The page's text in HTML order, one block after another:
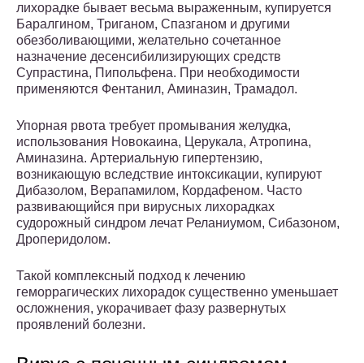
лихорадке бывает весьма выраженным, купируется
Баралгином, Триганом, Спазганом и другими
обезболивающими, желательно сочетанное
назначение десенсибилизирующих средств
Супрастина, Пипольфена. При необходимости
применяются Фентанил, Аминазин, Трамадол.
Упорная рвота требует промывания желудка,
использования Новокаина, Церукала, Атропина,
Аминазина. Артериальную гипертензию,
возникающую вследствие интоксикации, купируют
Дибазолом, Верапамилом, Кордафеном. Часто
развивающийся при вирусных лихорадках
судорожный синдром лечат Реланиумом, Сибазоном,
Дроперидолом.
Такой комплексный подход к лечению
геморрагических лихорадок существенно уменьшает
осложнения, укорачивает фазу развернутых
проявлений болезни.